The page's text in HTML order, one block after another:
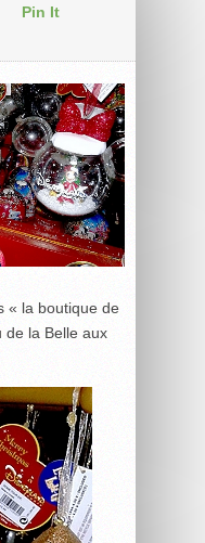
Pin It
« la boutique de
de la Belle aux